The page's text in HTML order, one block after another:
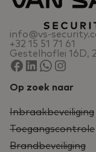
info@vs-
+32 15 51 71 61
Gestelhoflei 16D,
Op zoek naar
Inbraakbeveiliging
Toegangscontrole
Brandbeveiliging